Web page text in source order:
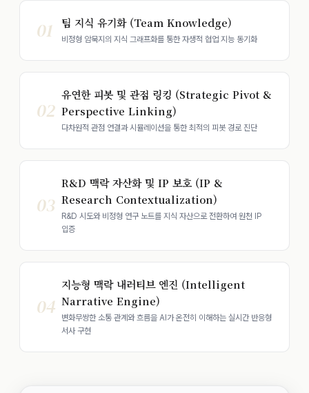
01 팀 지식 유기화 (Team Knowledge)
비정형 암묵지의 지식 그래프화를 통한 자생적 협업 지능 동기화
02
유연한 피봇 및 관점 링킹 (Strategic Pivot &
Perspective Linking)
다차원적 관점 연결과 시뮬레이션을 통한 최적의 피봇 경로 진단
03
R&D 맥락 자산화 및 IP 보호 (IP &
Research Contextualization)
R&D 시도와 비정형 연구 노트를 지식 자산으로 전환하여 원천 IP
입증
04
지능형 맥락 내러티브 엔진 (Intelligent
Narrative Engine)
변화무쌍한 소통 관계와 흐름을 AI가 온전히 이해하는 실시간 반응형
서사 구현